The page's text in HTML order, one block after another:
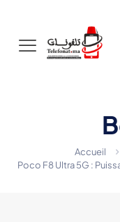
Accueil
Poco F8 Ultra 5G :